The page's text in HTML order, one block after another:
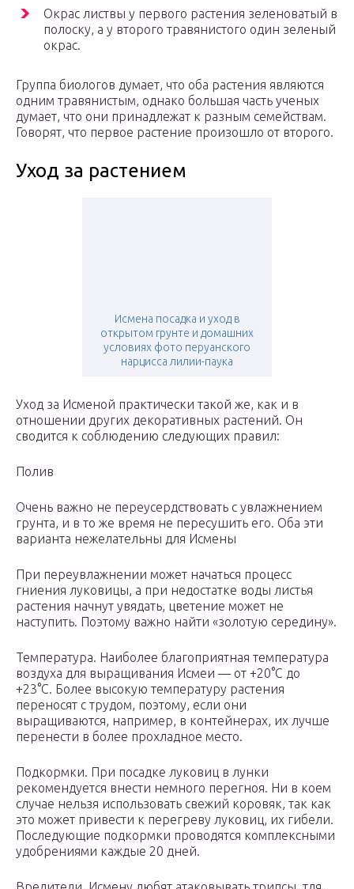
Окрас листвы у первого растения зеленоватый в
полоску, а у второго травянистого один зеленый
окрас.
Группа биологов думает, что оба растения являются
одним травянистым, однако большая часть ученых
думает, что они принадлежат к разным семействам.
Говорят, что первое растение произошло от второго.
Уход за растением
Исмена посадка и уход в
открытом грунте и домашних
условиях фото перуанского
нарцисса лилии-паука
Уход за Исменой практически такой же, как и в
отношении других декоративных растений. Он
сводится к соблюдению следующих правил:
Полив
Очень важно не переусердствовать с увлажнением
грунта, и в то же время не пересушить его. Оба эти
варианта нежелательны для Исмены
При переувлажнении может начаться процесс
гниения луковицы, а при недостатке воды листья
растения начнут увядать, цветение может не
наступить. Поэтому важно найти «золотую середину».
Температура. Наиболее благоприятная температура
воздуха для выращивания Исмеи — от +20°C до
+23°C. Более высокую температуру растения
переносят с трудом, поэтому, если они
выращиваются, например, в контейнерах, их лучше
перенести в более прохладное место.
Подкормки. При посадке луковиц в лунки
рекомендуется внести немного перегноя. Ни в коем
случае нельзя использовать свежий коровяк, так как
это может привести к перегреву луковиц, их гибели.
Последующие подкормки проводятся комплексными
удобрениями каждые 20 дней.